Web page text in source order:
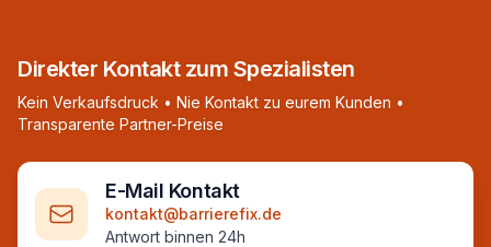
Direkter Kontakt zum Spezialisten
Kein Verkaufsdruck • Nie Kontakt zu eurem Kunden •
Transparente Partner-Preise
E-Mail Kontakt
kontakt@barrierefix.de
Antwort binnen 24h